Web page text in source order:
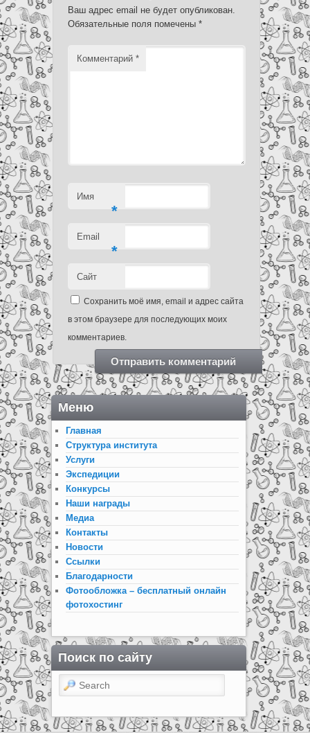
Ваш адрес email не будет опубликован.
Обязательные поля помечены *
Комментарий *
Имя
*
Email
*
Сайт
Сохранить моё имя, email и адрес сайта
в этом браузере для последующих моих
комментариев.
Меню
Главная
Структура института
Услуги
Экспедиции
Конкурсы
Наши награды
Медиа
Контакты
Новости
Ссылки
Благодарности
Фотообложка – бесплатный онлайн
фотохостинг
Поиск по сайту
Search